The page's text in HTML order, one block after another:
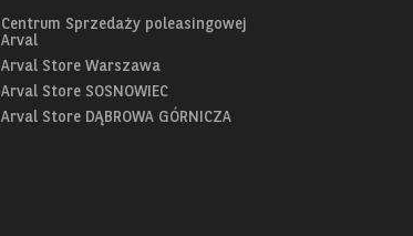
Centrum Sprzedaży poleasingowej
Arval
Arval Store Warszawa
Arval Store SOSNOWIEC
Arval Store DĄBROWA GÓRNICZA